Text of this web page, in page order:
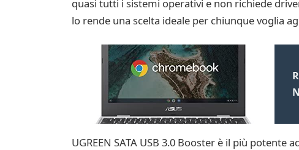
quasi tutti i sistemi operativi e non richiede
lo rende una scelta ideale per chiunque voglia
UGREEN SATA USB 3.0 Booster è il più potente